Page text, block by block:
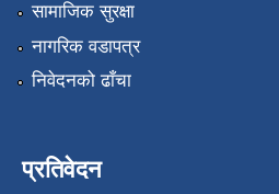
सामाजिक सुरक्षा
नागरिक वडापत्र
निवेदनको ढाँचा
प्रतिवेदन